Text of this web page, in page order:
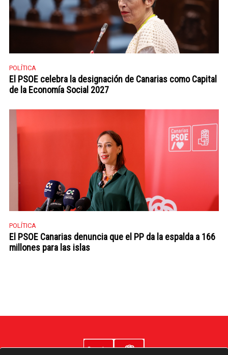
POLÍTICA
El PSOE celebra la designación de Canarias como Capital
de la Economía Social 2027
POLÍTICA
El PSOE Canarias denuncia que el PP da la espalda a 166
millones para las islas